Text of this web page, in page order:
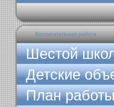
Воспитательная работа
Шестой
Детские
План